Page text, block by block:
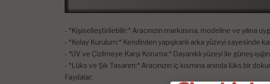
- *Kişiselleştirilebilir:* Aracınızın markasına, modeline ve yılına
- *Kolay Kurulum:* Kendinden yapışkanlı arka yüzeyi sayesinde
- *UV ve Çizilmeye Karşı Koruma:* Dayanıklı yüzeyi ile güneş
- *Lüks ve Şık Tasarım:* Aracınızın iç kısmına anında lüks bir
Faydalar: